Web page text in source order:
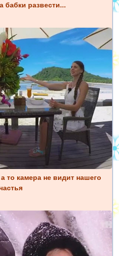
бабки развести...
то камера не видит нашего